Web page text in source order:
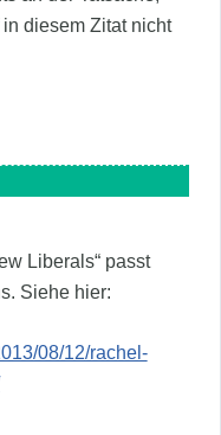
diesem Zitat nicht
Liberals“ passt
Siehe hier:
08/12/rachel-